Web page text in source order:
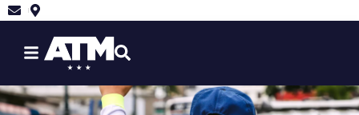
contenido